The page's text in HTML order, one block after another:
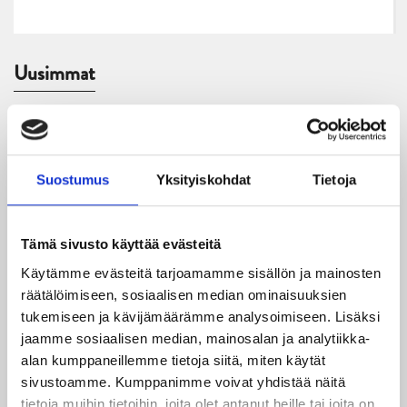
Suostumus Yksityiskohdat Tietoja
Tämä sivusto käyttää evästeitä
Käytämme evästeitä tarjoamamme sisällön ja mainosten
räätälöimiseen, sosiaalisen median ominaisuuksien
tukemiseen ja kävijämäärämme analysoimiseen. Lisäksi
jaamme sosiaalisen median, mainosalan ja analytiikka-
alan kumppaneillemme tietoja siitä, miten käytät
sivustoamme. Kumppanimme voivat yhdistää näitä
tietoja muihin tietoihin, joita olet antanut heille tai joita on
Uusimmat
06.08.2026
JYPin kausi käyntiin Tampere Cupista!
05.08.2026
JYPin kapteenisto Liiga-kauteen 2026–2027 on nimetty
Joukkueen yhteisharjoitukset ovat alkaneet – ensimmäinen
mittari luvassa jo heti viikonloppuna Tampere Cupissa!
29.07.2026
JYPin harjoitusottelut tulevalle 2026-2027 kaudelle on
julkaistu!